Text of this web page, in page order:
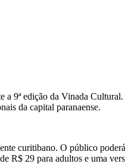
9ª edição da Vinada
da capital paranaense.
curitibano. O público
R$ 29 para adultos e uma